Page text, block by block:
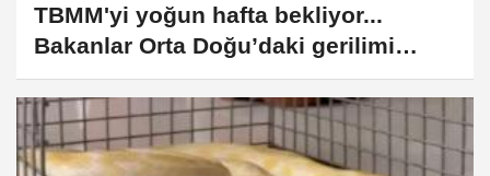
TBMM'yi yoğun hafta bekliyor...
Bakanlar Orta Doğu’daki gerilimi
anlatacak